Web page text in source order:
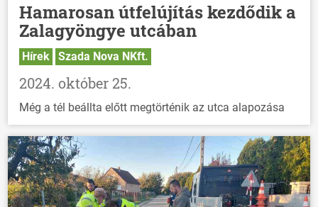
Hamarosan útfelújítás kezdődik a
Zalagyöngye utcában
Hírek Szada Nova NKft.
2024. október 25.
Még a tél beállta előtt megtörténik az utca alapozása